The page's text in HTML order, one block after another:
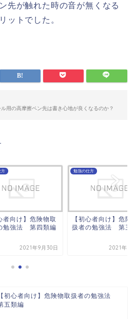
先が触れた時の音が無くなる
ットでした。
用の高摩擦ペン先は書き心地が良くなるのか？
方
者向け】危険物取
勉強法 第四類編
2021年9月30日
勉強の仕方
【初心者向け】危険
扱者の勉強法 第三
2021年9
【初心者向け】危険物取扱者の勉強法
五類編